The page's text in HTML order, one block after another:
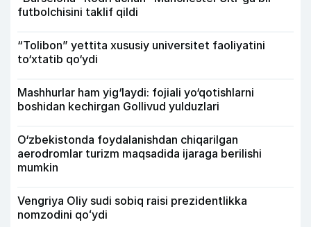
futbolchisini taklif qildi
“Tolibon” yettita xususiy universitet faoliyatini
to‘xtatib qo‘ydi
Mashhurlar ham yig‘laydi: fojiali yo‘qotishlarni
boshidan kechirgan Gollivud yulduzlari
O‘zbekistonda foydalanishdan chiqarilgan
aerodromlar turizm maqsadida ijaraga berilishi
mumkin
Vengriya Oliy sudi sobiq raisi prezidentlikka
nomzodini qoʻydi